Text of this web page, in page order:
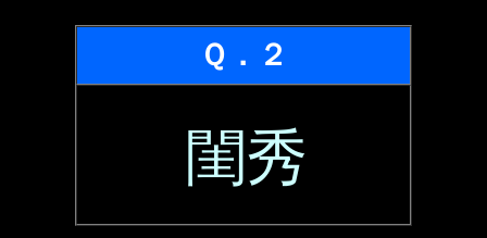
Ｑ．２
閨秀